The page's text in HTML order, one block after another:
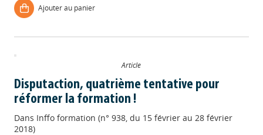
Ajouter au panier
Article
Disputaction, quatrième tentative pour
réformer la formation !
Dans Inffo formation (n° 938, du 15 février au 28 février
2018)